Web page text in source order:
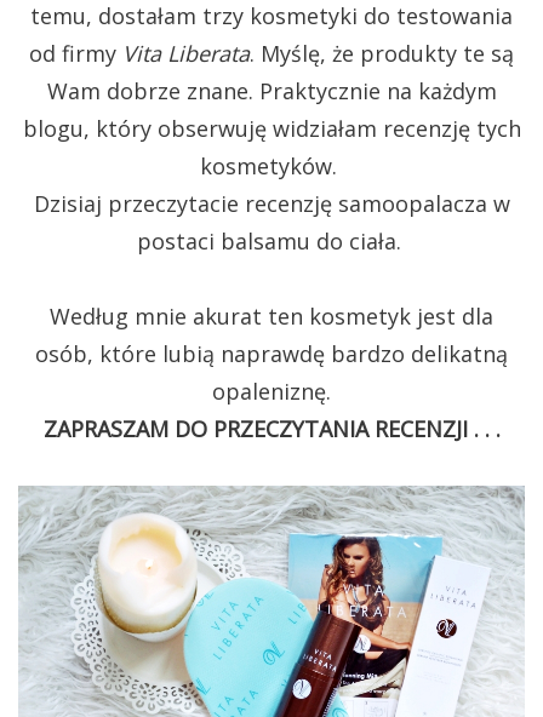
temu, dostałam trzy kosmetyki do testowania
od firmy Vita Liberata. Myślę, że produkty te są
Wam dobrze znane. Praktycznie na każdym
blogu, który obserwuję widziałam recenzję tych
kosmetyków.
Dzisiaj przeczytacie recenzję samoopalacza w
postaci balsamu do ciała.
Według mnie akurat ten kosmetyk jest dla
osób, które lubią naprawdę bardzo delikatną
opaleniznę.
ZAPRASZAM DO PRZECZYTANIA RECENZJI . . .